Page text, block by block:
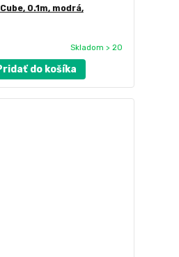
0.1m, modrá,
Skladom > 20
do košíka